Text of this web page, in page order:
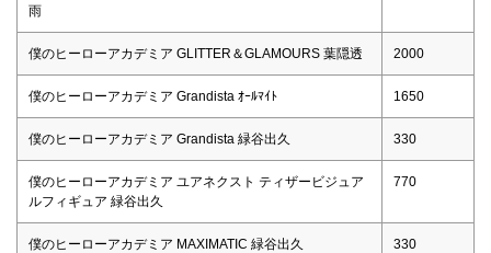
雨
僕のヒーローアカデミア GLITTER＆GLAMOURS 葉隠透 2000
僕のヒーローアカデミア Grandista ｵｰﾙﾏｲﾄ 1650
僕のヒーローアカデミア Grandista 緑谷出久 330
僕のヒーローアカデミア ユアネクスト ティザービジュア
ルフィギュア 緑谷出久
770
僕のヒーローアカデミア MAXIMATIC 緑谷出久 330